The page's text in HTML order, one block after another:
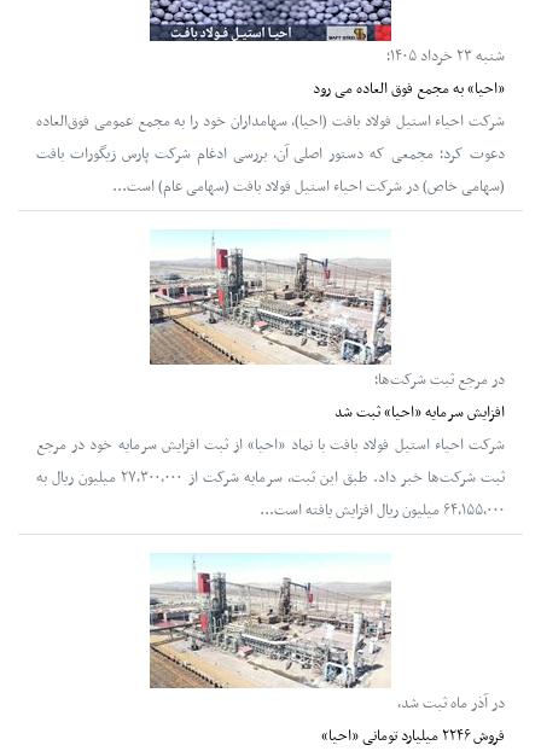
شنبه ۲۳ خرداد ۱۴۰۵؛
«احیا» به مجمع فوق‌ العاده می رود
شرکت احیاء استیل فولاد بافت (احیا)، سهامداران خود را به مجمع عمومی فوق‌العاده
دعوت کرد؛ مجمعی که دستور اصلی آن، بررسی ادغام شرکت پارس زیگورات بافت
(سهامی خاص) در شرکت احیاء استیل فولاد بافت (سهامی عام) است...
در مرجع ثبت شرکت‌ها؛
افزایش سرمایه «احیا» ثبت شد
شرکت احیاء استیل فولاد بافت با نماد «احیا» از ثبت افزایش سرمایه خود در مرجع
ثبت شرکت‌ها خبر داد. طبق این ثبت، سرمایه شرکت از ۲۷,۳۰۰,۰۰۰ میلیون ریال به
۶۴,۱۵۵,۰۰۰ میلیون ریال افزایش یافته است...
در آذر ماه ثبت شد،
فروش ۲۲۴۶ میلیارد تومانی «احیا»